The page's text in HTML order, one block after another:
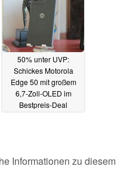
50% unter UVP:
Schickes Motorola
Edge 50 mit großem
6,7-Zoll-OLED im
Bestpreis-Deal
Informationen zu diesem